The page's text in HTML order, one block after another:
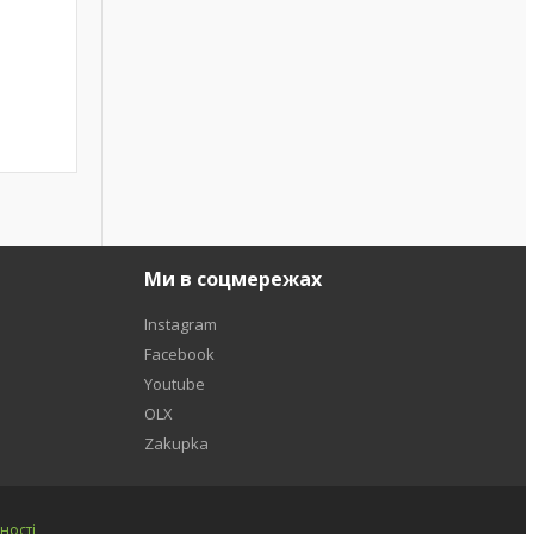
Ми в соцмережах
Instagram
Facebook
Youtube
OLX
Zakupka